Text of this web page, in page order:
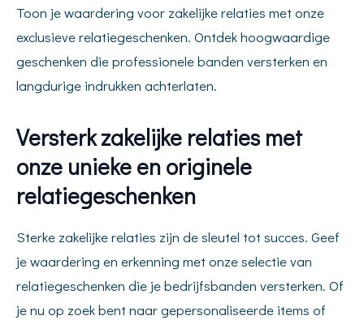
Toon je waardering voor zakelijke relaties met onze
exclusieve relatiegeschenken. Ontdek hoogwaardige
geschenken die professionele banden versterken en
langdurige indrukken achterlaten.
Versterk zakelijke relaties met
onze unieke en originele
relatiegeschenken
Sterke zakelijke relaties zijn de sleutel tot succes. Geef
je waardering en erkenning met onze selectie van
relatiegeschenken die je bedrijfsbanden versterken. Of
je nu op zoek bent naar gepersonaliseerde items of